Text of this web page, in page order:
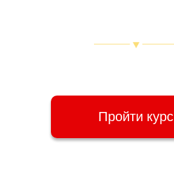
Пройти курс